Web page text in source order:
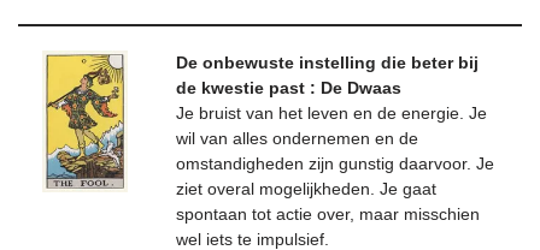
De onbewuste instelling die beter bij
de kwestie past : De Dwaas
Je bruist van het leven en de energie. Je
wil van alles ondernemen en de
omstandigheden zijn gunstig daarvoor. Je
ziet overal mogelijkheden. Je gaat
spontaan tot actie over, maar misschien
wel iets te impulsief.